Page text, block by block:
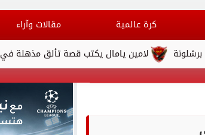
كرة عالمية
مقالات وآراء
لامين يامال يكتب قصة تألق مذهلة في برشلونة